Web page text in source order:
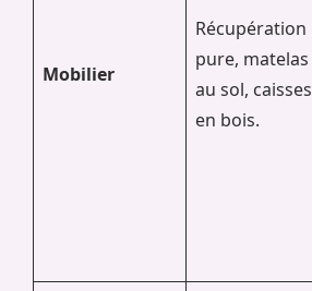
Mobilier
Récupération
pure, matelas
au sol, caisses
en bois.